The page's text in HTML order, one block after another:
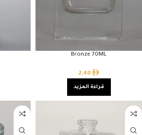
Bronze 70ML
2,40
قراءة المزيد